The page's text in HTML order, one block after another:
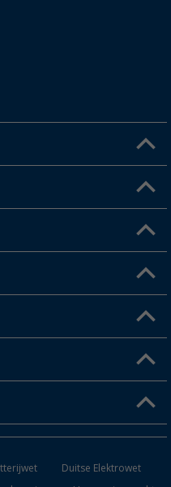
Duitse Elektrowet